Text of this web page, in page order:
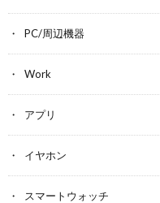
PC/周辺機器
Work
アプリ
イヤホン
スマートウォッチ